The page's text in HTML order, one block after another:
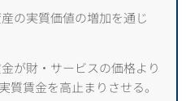
の実質価値の増加を通じ
が財・サービスの価格より
質賃金を高止まりさせる。